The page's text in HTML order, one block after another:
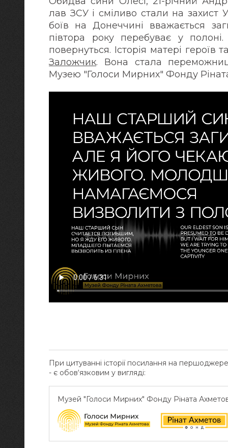
лав ЗСУ і сміливо стали на захист
боїв на Донеччині вважається
півтора року перебуває у
повернуться. Історія матері
Заложчик. Вона стала
Музею "Голоси Мирних" Фонду
При цитуванні історії посилання на
- є обов‘язковим у вигляді:
Музей "Голоси Мирних" Фонду Ріната